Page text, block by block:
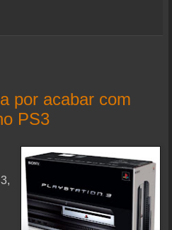
por acabar com
PS3